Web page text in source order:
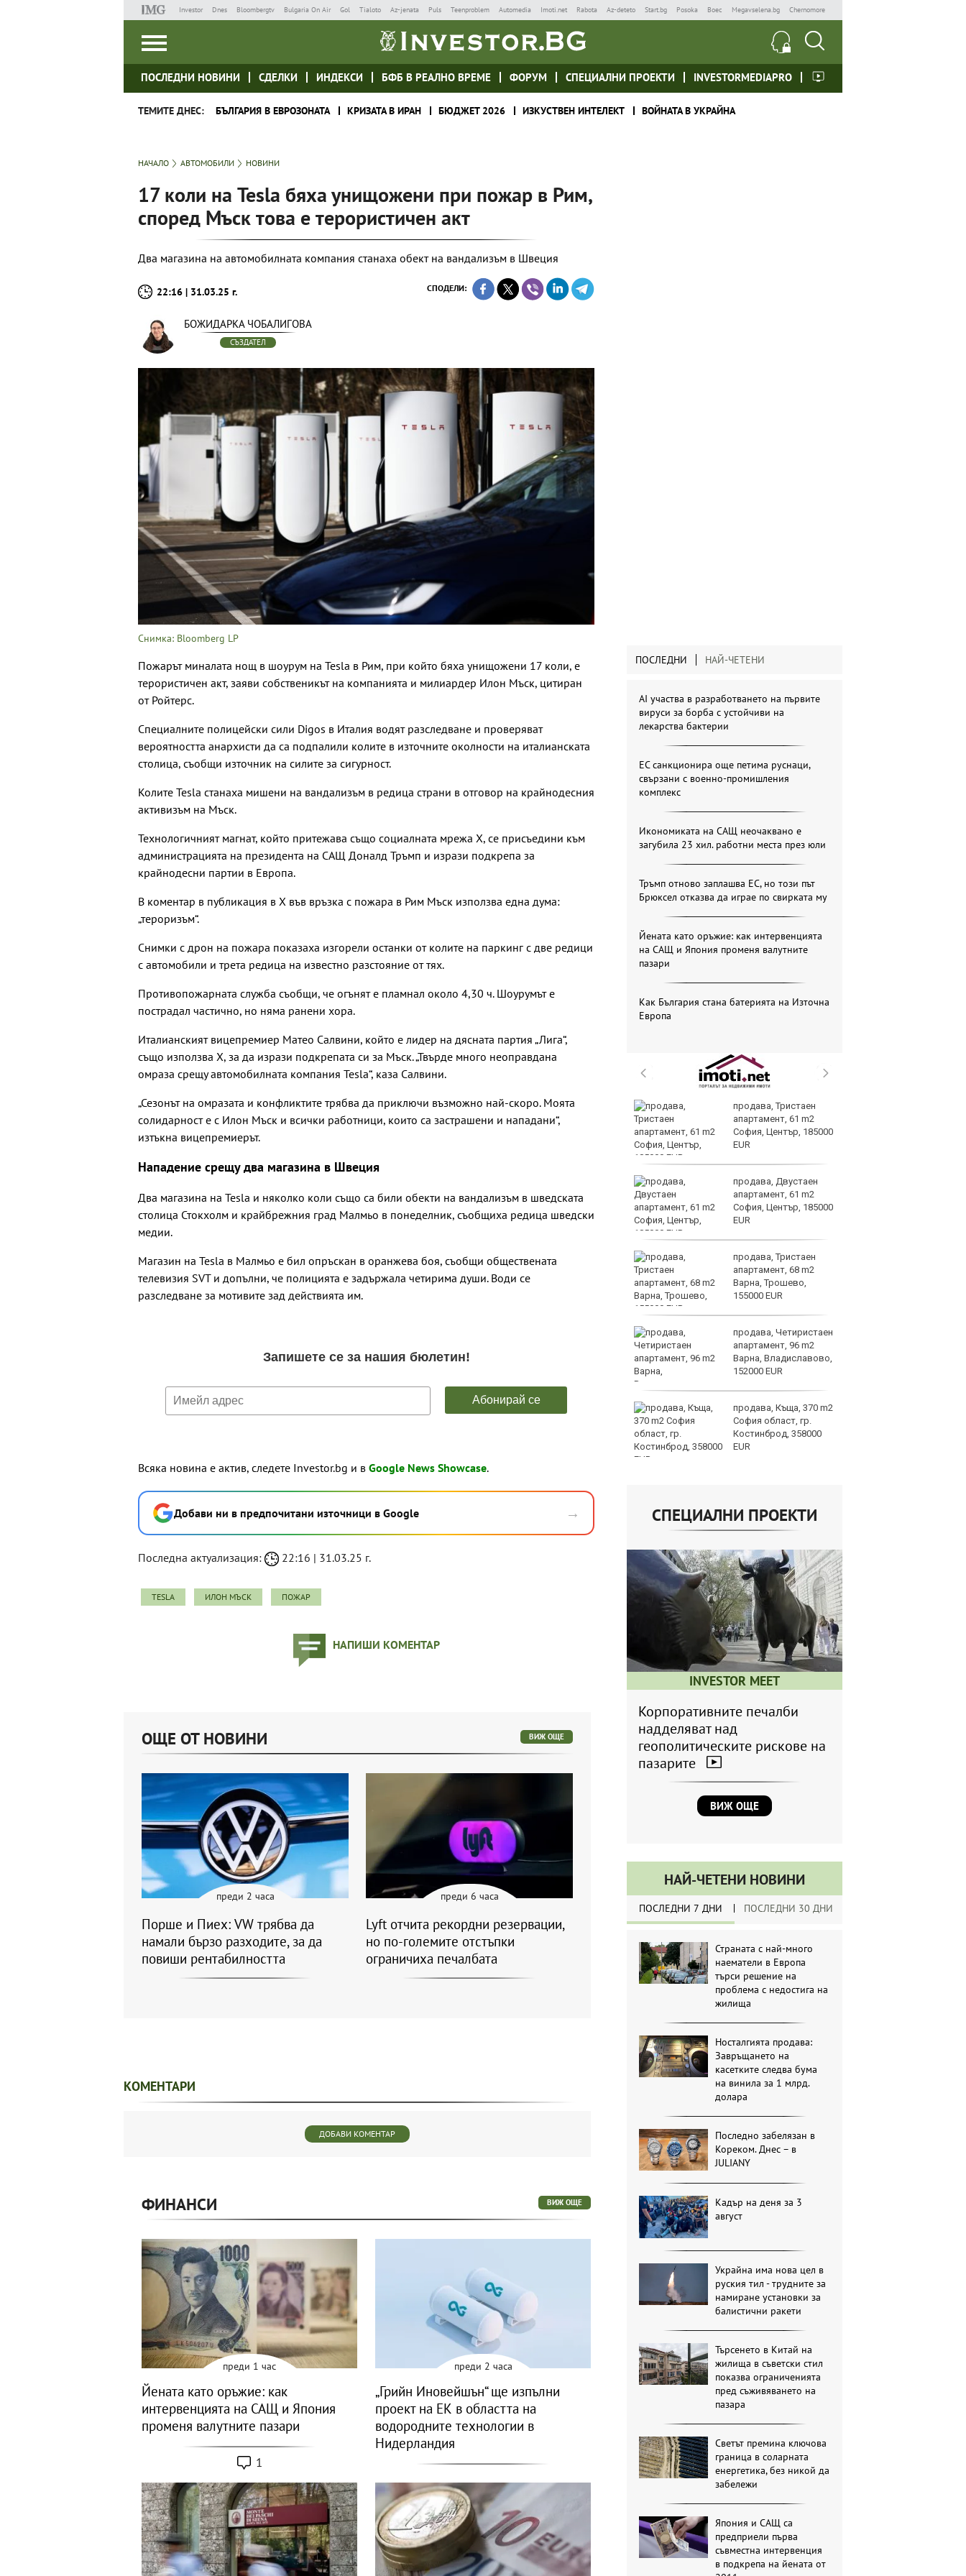
Investor Dnes Bloombergtv Bulgaria On Air Gol Tialoto Az-jenata Puls Teenproblem Automedia Imoti.net Rabota Az-deteto Start.bg Posoka Boec Megavselena.bg Chernomore
ПОСЛЕДНИ НОВИНИ СДЕЛКИ ИНДЕКСИ БФБ В РЕАЛНО ВРЕМЕ ФОРУМ СПЕЦИАЛНИ ПРОЕКТИ INVESTORMEDIAPRO
ТЕМИТЕ ДНЕС: БЪЛГАРИЯ В ЕВРОЗОНАТА КРИЗАТА В ИРАН БЮДЖЕТ 2026 ИЗКУСТВЕН ИНТЕЛЕКТ ВОЙНАТА В УКРАЙНА
НАЧАЛО АВТОМОБИЛИ НОВИНИ
17 коли на Tesla бяха унищожени при пожар в Рим,
според Мъск това е терористичен акт
Два магазина на автомобилната компания станаха обект на вандализъм в Швеция
22:16 | 31.03.25 г. СПОДЕЛИ:
БОЖИДАРКА ЧОБАЛИГОВА
СЪЗДАТЕЛ
Снимка: Bloomberg LP
Пожарът миналата нощ в шоурум на Tesla в Рим, при който бяха унищожени 17 коли, е
терористичен акт, заяви собственикът на компанията и милиардер Илон Мъск, цитиран
от Ройтерс.
Специалните полицейски сили Digos в Италия водят разследване и проверяват
вероятността анархисти да са подпалили колите в източните околности на италианската
столица, съобщи източник на силите за сигурност.
Колите Tesla станаха мишени на вандализъм в редица страни в отговор на крайнодесния
активизъм на Мъск.
Технологичният магнат, който притежава също социалната мрежа Х, се присъедини към
администрацията на президента на САЩ Доналд Тръмп и изрази подкрепа за
крайнодесни партии в Европа.
В коментар в публикация в Х във връзка с пожара в Рим Мъск използва една дума:
„тероризъм“.
Снимки с дрон на пожара показаха изгорели останки от колите на паркинг с две редици
с автомобили и трета редица на известно разстояние от тях.
Противопожарната служба съобщи, че огънят е пламнал около 4,30 ч. Шоурумът е
пострадал частично, но няма ранени хора.
Италианският вицепремиер Матео Салвини, който е лидер на дясната партия „Лига“,
също използва Х, за да изрази подкрепата си за Мъск. „Твърде много неоправдана
омраза срещу автомобилната компания Tesla“, каза Салвини.
„Сезонът на омразата и конфликтите трябва да приключи възможно най-скоро. Моята
солидарност е с Илон Мъск и всички работници, които са застрашени и нападани“,
изтъкна вицепремиерът.
Нападение срещу два магазина в Швеция
Два магазина на Tesla и няколко коли също са били обекти на вандализъм в шведската
столица Стокхолм и крайбрежния град Малмьо в понеделник, съобщиха редица шведски
медии.
Магазин на Tesla в Малмьо е бил опръскан в оранжева боя, съобщи обществената
телевизия SVT и допълни, че полицията е задържала четирима души. Води се
разследване за мотивите зад действията им.
Всяка новина е актив, следете Investor.bg и в Google News Showcase.
Добави ни в предпочитани източници в Google →
Последна актуализация: 22:16 | 31.03.25 г.
TESLA ИЛОН МЪСК ПОЖАР
НАПИШИ КОМЕНТАР
ПОСЛЕДНИ НАЙ-ЧЕТЕНИ
AI участва в разработването на първите
вируси за борба с устойчиви на
лекарства бактерии
ЕС санкционира още петима руснаци,
свързани с военно-промишления
комплекс
Икономиката на САЩ неочаквано е
загубила 23 хил. работни места през юли
Тръмп отново заплашва ЕС, но този път
Брюксел отказва да играе по свирката му
Йената като оръжие: как интервенцията
на САЩ и Япония променя валутните
пазари
Как България стана батерията на Източна
Европа
Затварят
междуселски път във
Полицията издири и
рисково поведение на
Пуснаха тока в КАТ
продава, Тристаен
апартамент, 61 m2
София, Център, 185000
EUR
продава, Двустаен
апартамент, 61 m2
София, Център, 185000
EUR
продава, Тристаен
апартамент, 68 m2
Варна, Трошево,
155000 EUR
продава, Четиристаен
апартамент, 96 m2
Варна, Владиславово,
152000 EUR
продава, Къща, 370 m2
София област, гр.
Костинброд, 358000
EUR
СПЕЦИАЛНИ ПРОЕКТИ
INVESTOR MEET
Корпоративните печалби
надделяват над
геополитическите рискове на
пазарите
ВИЖ ОЩЕ
НАЙ-ЧЕТЕНИ НОВИНИ
ПОСЛЕДНИ 7 ДНИ ПОСЛЕДНИ 30 ДНИ
Страната с най-много
наематели в Европа
търси решение на
проблема с недостига на
жилища
Носталгията продава:
Завръщането на
касетките следва бума
на винила за 1 млрд.
долара
Последно забелязан в
Кореком. Днес – в
JULIANY
Кадър на деня за 3
август
Украйна има нова цел в
руския тил - трудните за
намиране установки за
балистични ракети
Търсенето в Китай на
жилища в съветски стил
показва ограниченията
пред съживяването на
пазара
Светът премина ключова
граница в соларната
енергетика, без никой да
забележи
Япония и САЩ са
предприели първа
съвместна интервенция
в подкрепа на йената от
ОЩЕ ОТ НОВИНИ ВИЖ ОЩЕ
преди 2 часа
Порше и Пиех: VW трябва да
намали бързо разходите, за да
повиши рентабилността
преди 6 часа
Lyft отчита рекордни резервации,
но по-големите отстъпки
ограничиха печалбата
КОМЕНТАРИ
ДОБАВИ КОМЕНТАР
ФИНАНСИ ВИЖ ОЩЕ
преди 1 час
Йената като оръжие: как
интервенцията на САЩ и Япония
променя валутните пазари
1
преди 2 часа
„Грийн Иновейшън“ ще изпълни
проект на ЕК в областта на
водородните технологии в
Нидерландия